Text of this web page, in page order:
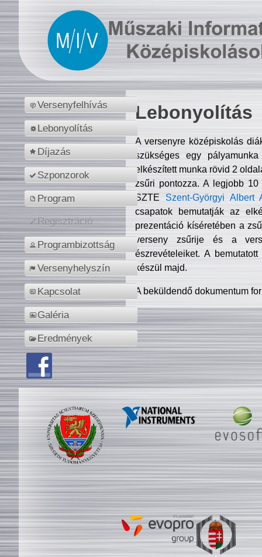
Versenyfelhívás
Lebonyolítás
Díjazás
Szponzorok
Program
Regisztráció
Programbizottság
Versenyhelyszín
Kapcsolat
Galéria
Eredmények
Lebonyolítás
A versenyre középiskolás
szükséges egy
elkészített munka rövid 2
zsűri pontozza. A legjobb
SZTE Szent-Györgyi Albert
csapatok bemutatják az
prezentáció kíséretében a
verseny zsűrije és a
észrevételeiket. A
készül majd.
A beküldendő dokumentum